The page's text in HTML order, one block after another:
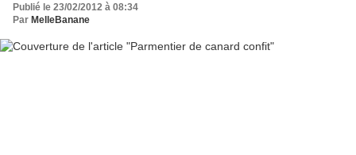
Publié le 23/02/2012 à 08:34
Par MelleBanane